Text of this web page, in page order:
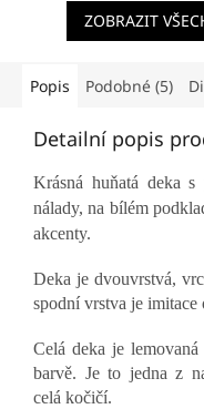
ZOBRAZIT
Popis Podobné (5)
Detailní popis
Krásná huňatá deka
nálady, na bílém
akcenty.
Deka je dvouvrstvá,
spodní vrstva je
Celá deka je
barvě. Je to jedna z
celá kočičí.